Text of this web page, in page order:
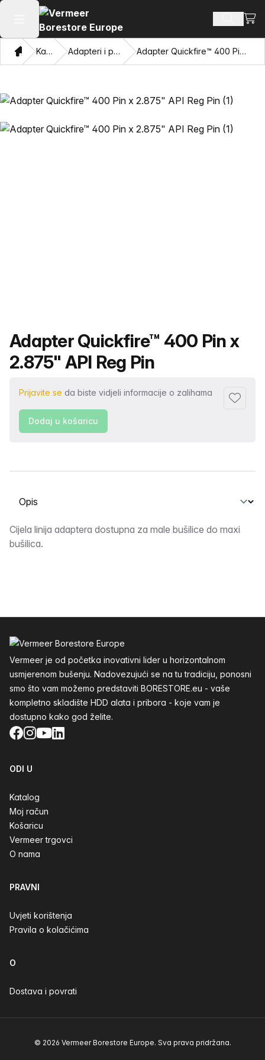
Otvaranje glavnog izbornika Pretraži
Dom Katalog Adapteri i privlačne oči Adapter Quickfire™ 400 Pin x 2.875" API Reg Pin
Naziv proizvoda
Adapter Quickfire™ 400 Pin x
2.875" API Reg Pin
Prijavite se da biste vidjeli informacije o zalihama
Dodaj
Dodaj u košaricu
Odabir kartice
Opis
Cijela linija adaptera dostupna za male bušilice do maxi
bušilica.
Vermeer je od početka inovativni lider u horizontalnom
usmjerenom bušenju. Nadovezujući se na tu tradiciju, ponosni
smo što vam možemo predstaviti BORESTORE.eu - vaše
kompletno skladište HDD alata i pribora - koje vam je
dostupno kako god želite.
Facebook
Instagram
YouTube
LinkedIn
ODI U
Katalog
Moj račun
Košaricu
Vermeer trgovci
O nama
PRAVNI
Uvjeti korištenja
Pravila o kolačićima
O
Dostava i povrati
© 2026 Vermeer Borestore Europe. Sva prava pridržana.